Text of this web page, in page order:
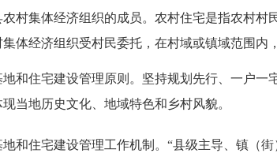
村集体经济组织的成员。农村住宅是指农村村
体经济组织受村民委托，在村域或镇域范围内
住宅建设管理原则。坚持规划先行、一户一
当地历史文化、地域特色和乡村风貌。
住宅建设管理工作机制。“县级主导、镇（